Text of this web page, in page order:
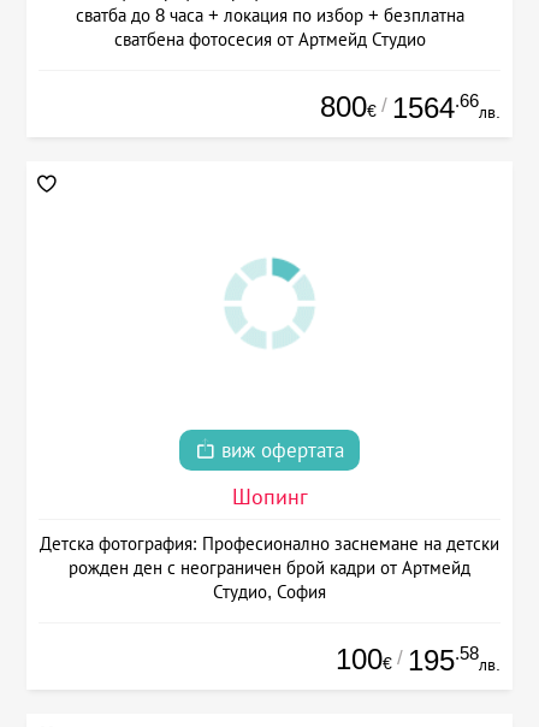
сватба до 8 часа + локация по избор + безплатна
сватбена фотосесия от Артмейд Студио
800€ / 1564.66
лв.
виж офертата
Шопинг
Детска фотография: Професионално заснемане на детски
рожден ден с неограничен брой кадри от Артмейд
Студио, София
100€ / 195.58
лв.